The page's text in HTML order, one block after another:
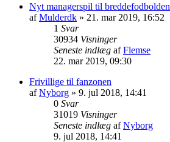
Nyt managerspil til breddefodbolden
afMulderdk » 21. mar 2019, 16:52
1 Svar
30934 Visninger
Seneste indlæg afFlemse
22. mar 2019, 09:30
Frivillige til fanzonen
afNyborg » 9. jul 2018, 14:41
0 Svar
31019 Visninger
Seneste indlæg afNyborg
9. jul 2018, 14:41